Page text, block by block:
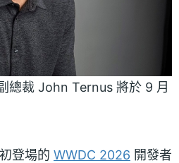
總裁 John Ternus 將於 9 月
登場的 WWDC 2026 開發者